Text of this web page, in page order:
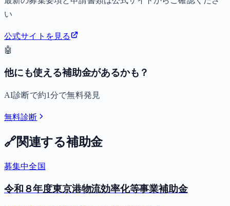
い
公式サイトを見る
🤖
他にも使える補助金があるかも？
AI診断で約1分で無料発見
無料診断
🔗関連する補助金
募集中全国
令和８年度東京港物流効率化等事業補助金